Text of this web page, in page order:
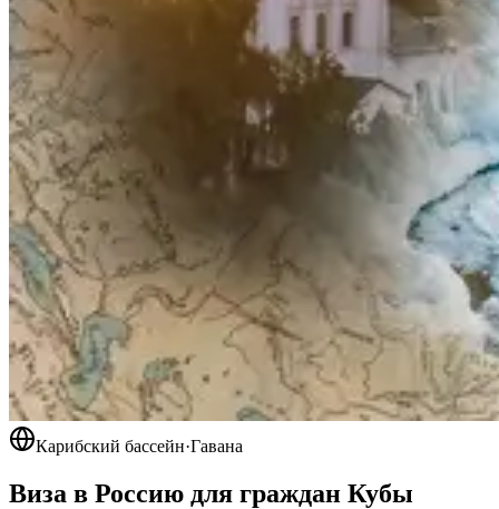
Карибский бассейн·Гавана
Виза в Россию для граждан Кубы